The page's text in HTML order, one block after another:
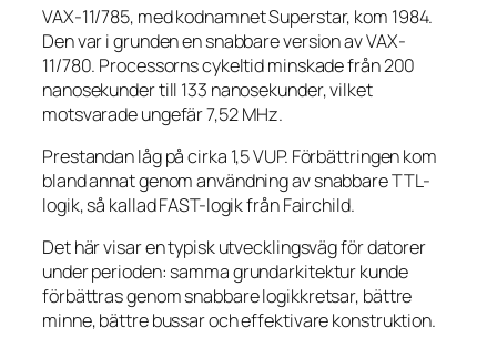
VAX-11/785, med kodnamnet Superstar, kom 1984.
Den var i grunden en snabbare version av VAX-
11/780. Processorns cykeltid minskade från 200
nanosekunder till 133 nanosekunder, vilket
motsvarade ungefär 7,52 MHz.
Prestandan låg på cirka 1,5 VUP. Förbättringen kom
bland annat genom användning av snabbare TTL-
logik, så kallad FAST-logik från Fairchild.
Det här visar en typisk utvecklingsväg för datorer
under perioden: samma grundarkitektur kunde
förbättras genom snabbare logikkretsar, bättre
minne, bättre bussar och effektivare konstruktion.